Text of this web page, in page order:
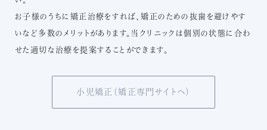
お子様のうちに矯正治療をすれば、矯正のための抜歯を避けやす
いなど多数のメリットがあります。当クリニックは個別の状態に合わ
せた適切な治療を提案することができます。
小児矯正（矯正専門サイトへ）